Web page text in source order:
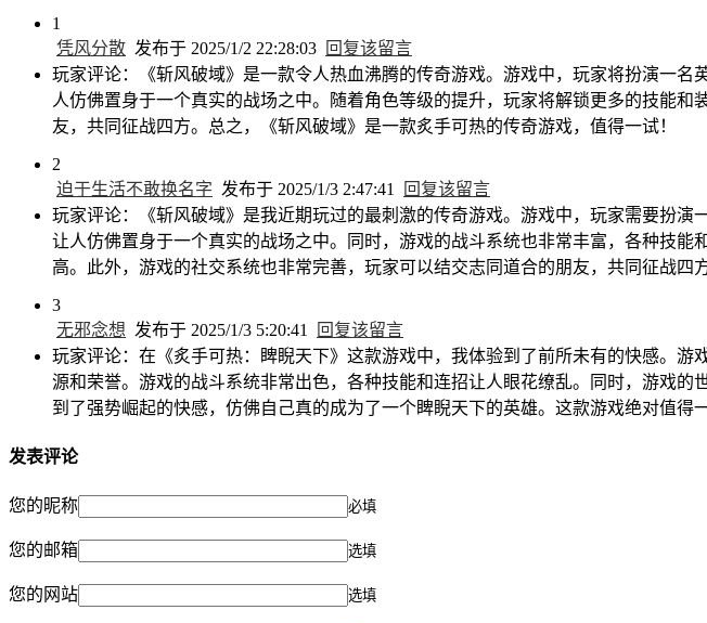
1
凭风分散 发布于 2025/1/2 22:28:03
回复该留言
玩家评论：《斩风破域》是一款令人热血沸腾的传奇游戏。游戏中，玩家将扮演一
人仿佛置身于一个真实的战场之中。随着角色等级的提升，玩家将解锁更多的技能
友，共同征战四方。总之，《斩风破域》是一款炙手可热的传奇游戏，值得一试！
2
迫于生活不敢换名字 发布于 2025/1/3 2:47:41
回复该留言
玩家评论：《斩风破域》是我近期玩过的最刺激的传奇游戏。游戏中，玩家需要扮
让人仿佛置身于一个真实的战场之中。同时，游戏的战斗系统也非常丰富，各种技
高。此外，游戏的社交系统也非常完善，玩家可以结交志同道合的朋友，共同征战四
3
无邪念想 发布于 2025/1/3 5:20:41
回复该留言
玩家评论：在《炙手可热：睥睨天下》这款游戏中，我体验到了前所未有的快感。
源和荣誉。游戏的战斗系统非常出色，各种技能和连招让人眼花缭乱。同时，游戏
到了强势崛起的快感，仿佛自己真的成为了一个睥睨天下的英雄。这款游戏绝对值得一
发表评论
您的昵称 必填
您的邮箱 选填
您的网站 选填